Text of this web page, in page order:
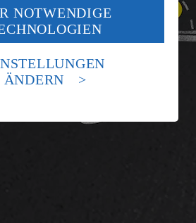
klickst, willigst du im Sinne
1 lit. a) DSGVO ein, dass deine
werden. Der EuGH sieht
einem nach europäischen
Datenschutzniveau an.
eines Zugriffs durch US-
der Seite findest du
NOTWENDIGE
ÄNDERN